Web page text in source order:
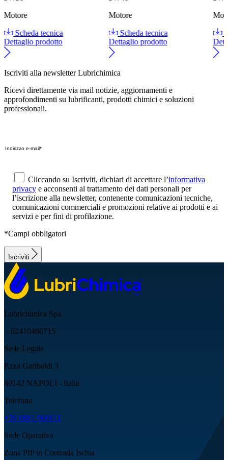
Motore
Scheda tecnica
Dettaglio prodotto
Motore
Scheda tecnica
Dettaglio prodotto
Iscriviti alla newsletter Lubrichimica
Ricevi direttamente via mail notizie, aggiornamenti e
approfondimenti su lubrificanti, prodotti chimici e soluzioni
professionali.
Cliccando su Iscriviti, dichiari di accettare l’informativa
privacy e acconsenti al trattamento dei dati personali per
l’iscrizione alla newsletter, contenente comunicazioni tecniche,
comunicazioni commerciali e promozioni relative ai prodotti e ai
servizi e per fini di profilazione.
*Campi obbligatori
Iscriviti
Lubrichimica Spa
- 02410480715
Sede Legale
P.zza Garibaldi 3
80142 NAPOLI - Italia
Telefono
+39 0881 966611
Sede Operativa
Zona PIP in Contrada Ischia